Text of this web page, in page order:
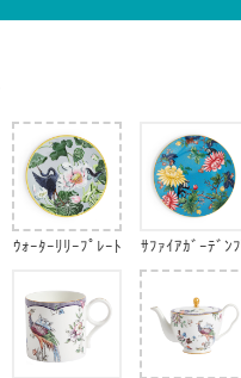
ｳｫｰﾀｰﾘﾘｰﾌﾟﾚｰﾄ
ｻﾌｧｲｱｶﾞｰﾃﾞﾝﾌ
ﾚｰﾄ